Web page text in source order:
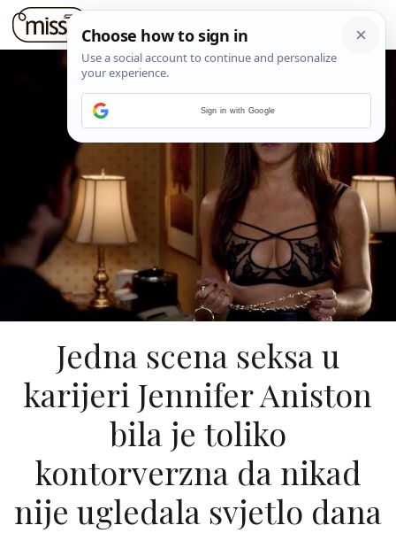
Jedna scena seksa u
karijeri Jennifer Aniston
bila je toliko
kontorverzna da nikad
nije ugledala svjetlo dana
Sign in with Google